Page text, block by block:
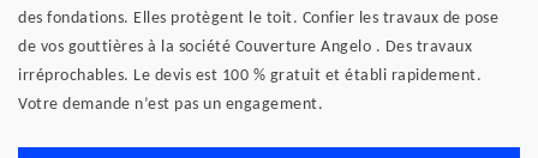
des fondations. Elles protègent le toit. Confier les travaux de pose
de vos gouttières à la société Couverture Angelo . Des travaux
irréprochables. Le devis est 100 % gratuit et établi rapidement.
Votre demande n’est pas un engagement.